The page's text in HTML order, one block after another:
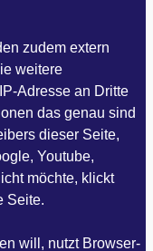
zudem extern
weitere
Adresse an Dritte
das genau sind
dieser Seite,
Youtube,
möchte, klickt
Seite.
will, nutzt Browser-